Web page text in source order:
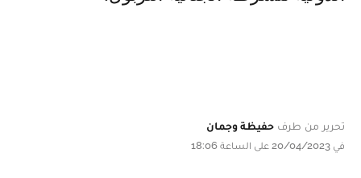
تحرير من طرف حفيظة وجمان
في 20/04/2023 على الساعة 18:06